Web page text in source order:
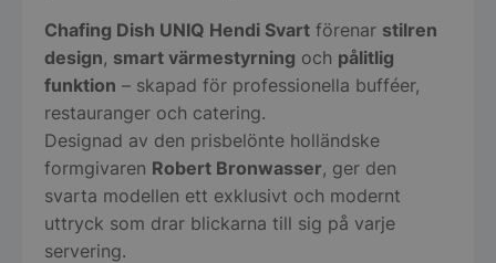
Chafing Dish UNIQ Hendi Svart förenar stilren
design, smart värmestyrning och pålitlig
funktion – skapad för professionella bufféer,
restauranger och catering.
Designad av den prisbelönte holländske
formgivaren Robert Bronwasser, ger den
svarta modellen ett exklusivt och modernt
uttryck som drar blickarna till sig på varje
servering.